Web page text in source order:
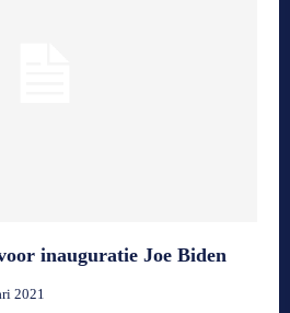
inauguratie Joe Biden
2021